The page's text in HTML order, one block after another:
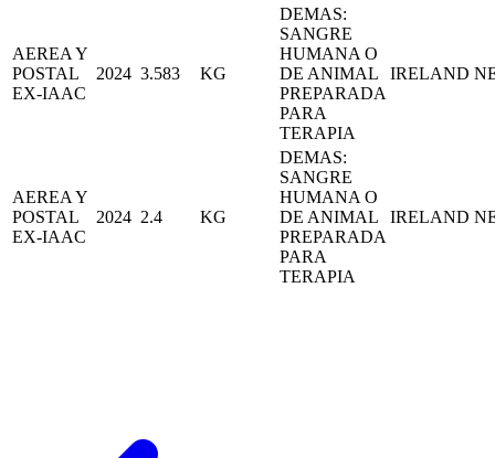
AEREA Y
POSTAL
EX-IAAC
2024 3.583 KG
DEMAS:
SANGRE
HUMANA O
DE ANIMAL
PREPARADA
PARA
TERAPIA
IRELAND
AEREA Y
POSTAL
EX-IAAC
2024 2.4 KG
DEMAS:
SANGRE
HUMANA O
DE ANIMAL
PREPARADA
PARA
TERAPIA
IRELAND